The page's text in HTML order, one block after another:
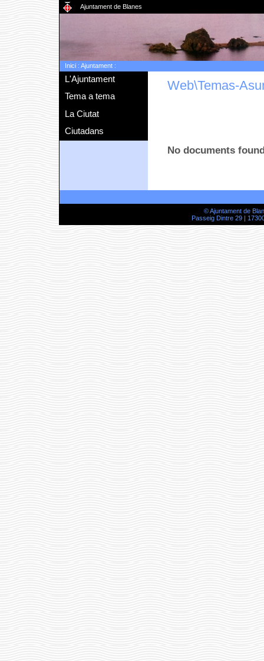
Ajuntament de Blanes
Inici: Ajuntament:
L'Ajuntament
Tema a tema
La Ciutat
Ciutadans
Web\Temas-
No documents
© Ajuntament de
Passeig Dintre 29 |